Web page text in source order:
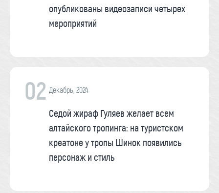
опубликованы видеозаписи четырех
мероприятий
02 Декабрь, 2024
Седой жираф Гуляев желает всем
алтайского тропинга: на туристском
креатоне у тропы Шинок появились
персонаж и стиль